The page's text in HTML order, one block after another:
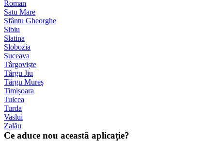
Roman
Satu Mare
Sfântu Gheorghe
Sibiu
Slatina
Slobozia
Suceava
Târgoviște
Târgu Jiu
Târgu Mureș
Timișoara
Tulcea
Turda
Vaslui
Zalău
Ce aduce nou această aplicație?